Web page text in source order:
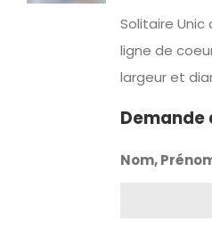
Solitaire
ligne de
largeur et
Nom,